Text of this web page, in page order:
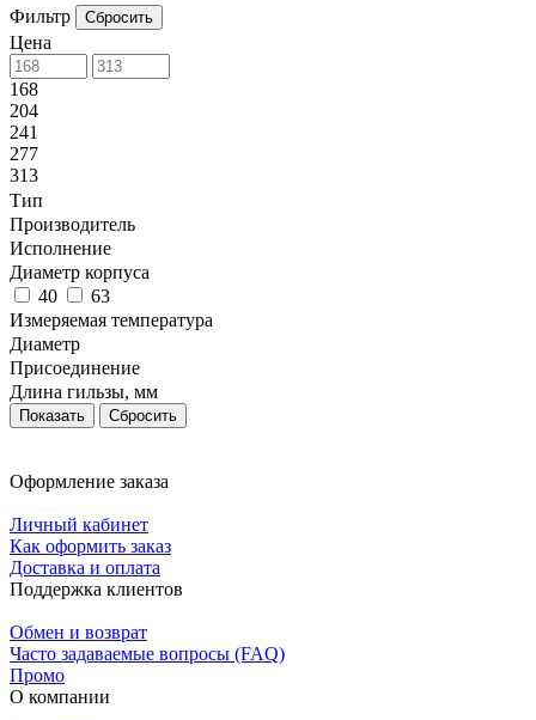
Фильтр Сбросить
Цена
168
204
241
277
313
Тип
Производитель
Исполнение
Диаметр корпуса
40
63
Измеряемая температура
Диаметр
Присоединение
Длина гильзы, мм
Сбросить
Оформление заказа
Личный кабинет
Как оформить заказ
Доставка и оплата
Поддержка клиентов
Обмен и возврат
Часто задаваемые вопросы (FAQ)
Промо
О компании